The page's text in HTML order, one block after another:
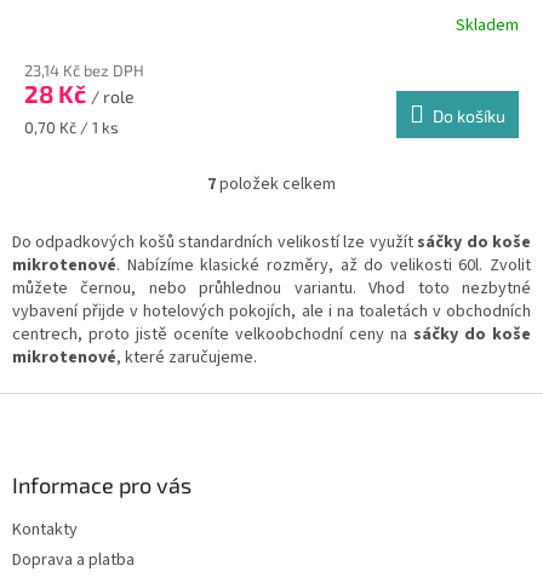
produktu
je
5,0
Skladem
23,14 Kč bez DPH
28 Kč / role
Měrná
0,70 Kč / 1 ks
Do košíku
O
l
á
d
a
c
r
7položek celkem
Do odpadkových košů standardních velikostí lze využít sáčky do koše
mikrotenové. Nabízíme klasické rozměry, až do velikosti 60l. Zvolit
můžete černou, nebo průhlednou variantu. Vhod toto nezbytné
vybavení přijde v hotelových pokojích, ale i na toaletách v obchodních
centrech, proto jistě oceníte velkoobchodní ceny na sáčky do koše
mikrotenové, které zaručujeme.
Informace pro vás
Kontakty
Doprava a platba